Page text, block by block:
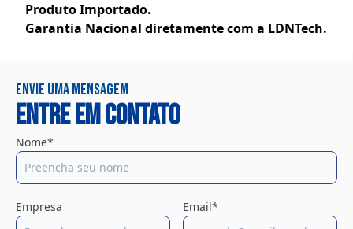
Produto Importado.
Garantia Nacional diretamente com a LDNTech.
Envie uma mensagem
Entre em contato
Nome*
Empresa Email*